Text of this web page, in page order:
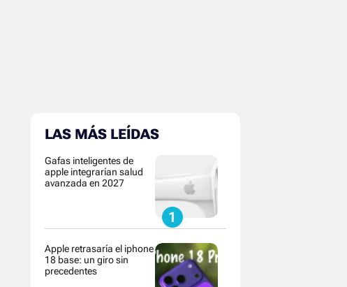
LAS MÁS LEÍDAS
Gafas inteligentes de
apple integrarían salud
avanzada en 2027
Apple retrasaría el iphone
18 base: un giro sin
precedentes